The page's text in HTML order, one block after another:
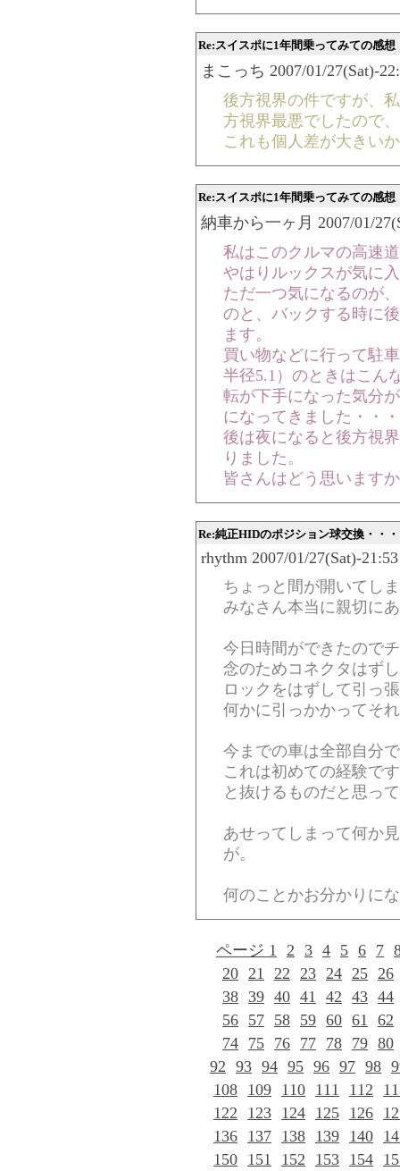
Re:スイスポに1年間乗ってみての感想
まこっち 2007/01/27(Sat)-
後方視界の件ですが、
方視界最悪でしたので
これも個人差が大きい
Re:スイスポに1年間乗ってみての感想
納車から一ヶ月 2007/01/
私はこのクルマの高速
やはりルックスが気に
ただ一つ気になるのが
のと、バックする時に
ます。
買い物などに行って駐
半径5.1）のときはこん
転が下手になった気分
になってきました・・
後は夜になると後方視
りました。
皆さんはどう思います
Re:純正HIDのポジション球交換・・・
rhythm 2007/01/27(Sat)-
ちょっと間が開いてし
みなさん本当に親切に
今日時間ができたので
念のためコネクタはず
ロックをはずして引っ
何かに引っかかってそ
今までの車は全部自分
これは初めての経験で
と抜けるものだと思っ
あせってしまって何か
が。
何のことかお分かりに
ページ 1 2 3 4 5 6 7
20 21 22 23 24 25 26
38 39 40 41 42 43 44
56 57 58 59 60 61 62
74 75 76 77 78 79 80
92 93 94 95 96 97 98
108 109 110 111 112
122
123 124 125 126
136 137 138 139 140
150 151 152 153 154